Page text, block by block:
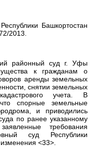
Башкортостан
2013.
районный суд г. Уфы
к гражданам о
аренды земельных
снятии земельных
учета. В
спорные земельные
и приводились
по ранее указанному
требования
суд Республики
<33>.